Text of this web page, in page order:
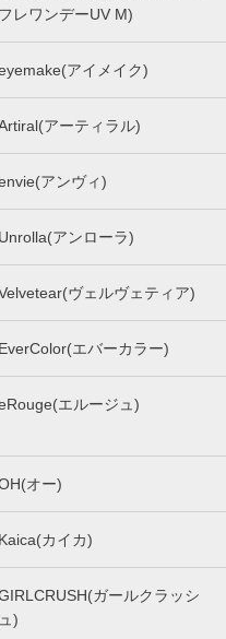
フレワンデーUV M)
アイメイク)
アーティラル)
アンヴィ)
Unrolla(アンローラ)
ヴェルヴェティア)
EverColor(エバーカラー)
エルージュ)
オー)
Kaica(カイカ)
ガールクラッシ
ュ)